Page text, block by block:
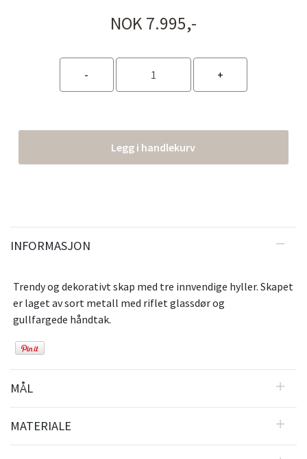
NOK 7.995,-
Legg i handlekurv
INFORMASJON
Trendy og dekorativt skap med tre innvendige hyller. Skapet
er laget av sort metall med riflet glassdør og
gullfargede håndtak.
MÅL
MATERIALE